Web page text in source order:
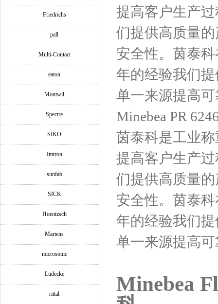
Friedrichs
pall
Multi-Contact
eaton
Montwil
Spectre
SIKO
Imtron
sunfab
SICK
Hoentzsch
Martens
microsonic
Lüdecke
rittal
提高客户生产
们提供高质量
安全性。茵泰
年的经验我们
单一来源提高
Minebea PR
茵泰科是工业
提高客户生产
们提供高质量
安全性。茵泰
年的经验我们
单一来源提高
Minebea